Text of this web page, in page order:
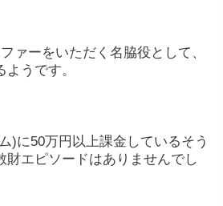
ァーをいただく名脇役として、
うです。
)に50万円以上課金しているそう
財エピソードはありませんでし